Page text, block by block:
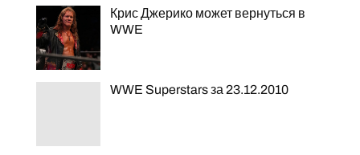
Крис Джерико может вернуться в
WWE
WWE Superstars за 23.12.2010